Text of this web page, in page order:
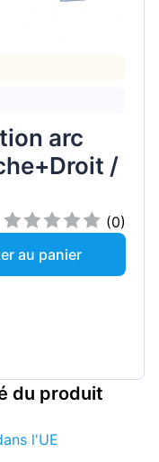
arc
/
(0)
au panier
du produit
l'UE